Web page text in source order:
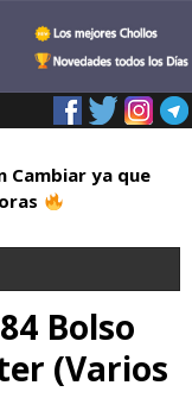
Cambiar ya que
Bolso
(Varios